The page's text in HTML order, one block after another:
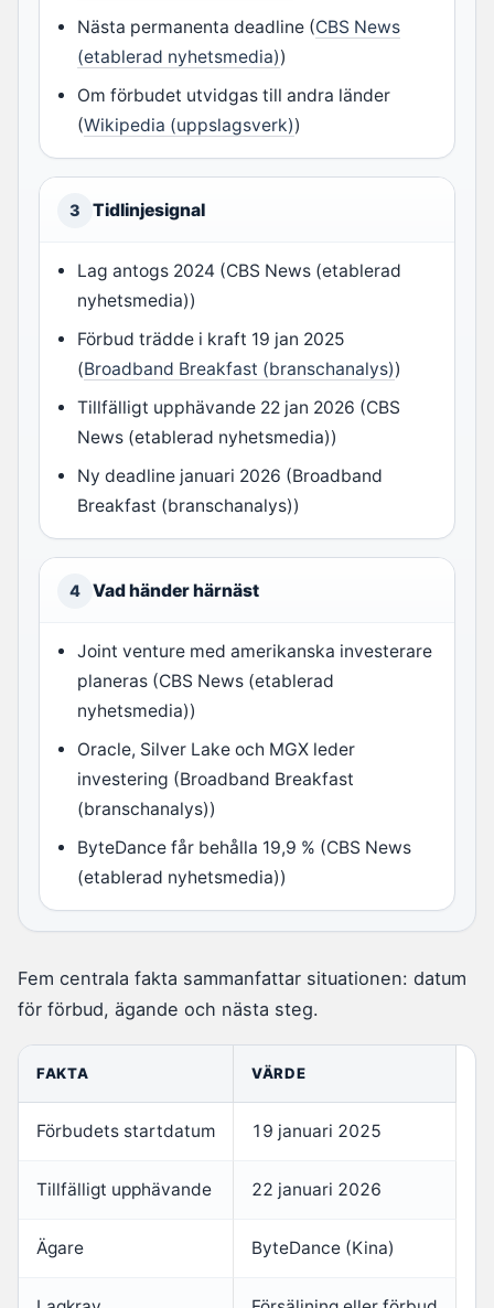
Nästa permanenta deadline (CBS News
(etablerad nyhetsmedia))
Om förbudet utvidgas till andra länder
(Wikipedia (uppslagsverk))
3 Tidlinjesignal
Lag antogs 2024 (CBS News (etablerad
nyhetsmedia))
Förbud trädde i kraft 19 jan 2025
(Broadband Breakfast (branschanalys))
Tillfälligt upphävande 22 jan 2026 (CBS
News (etablerad nyhetsmedia))
Ny deadline januari 2026 (Broadband
Breakfast (branschanalys))
4 Vad händer härnäst
Joint venture med amerikanska investerare
planeras (CBS News (etablerad
nyhetsmedia))
Oracle, Silver Lake och MGX leder
investering (Broadband Breakfast
(branschanalys))
ByteDance får behålla 19,9 % (CBS News
(etablerad nyhetsmedia))
Fem centrala fakta sammanfattar situationen: datum
för förbud, ägande och nästa steg.
FAKTA VÄRDE
Förbudets startdatum 19 januari 2025
Tillfälligt upphävande 22 januari 2026
Ägare ByteDance (Kina)